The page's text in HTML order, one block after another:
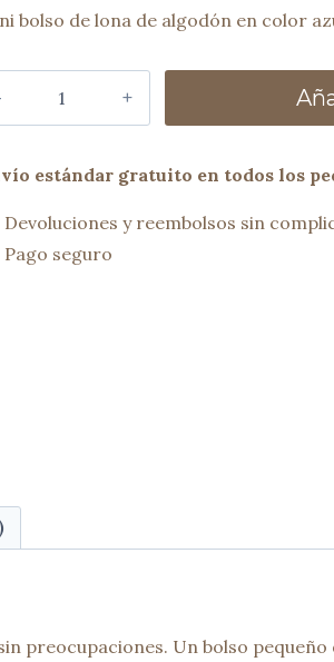
bolso de lona de algodón en color
estándar gratuito en todos los
Devoluciones y reembolsos sin
Pago seguro
preocupaciones. Un bolso